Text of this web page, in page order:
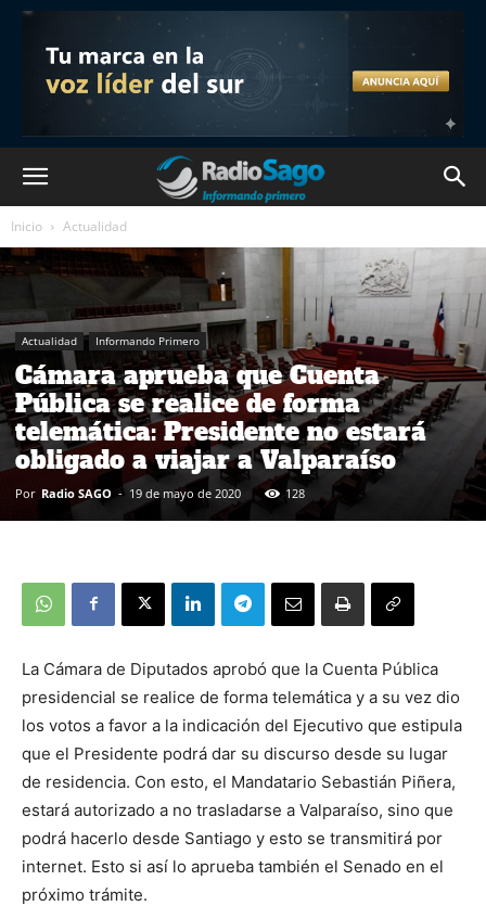
Inicio Actualidad
Actualidad Informando Primero
Cámara aprueba que Cuenta
Pública se realice de forma
telemática: Presidente no estará
obligado a viajar a Valparaíso
Por Radio SAGO - 19 de mayo de 2020 128
La Cámara de Diputados aprobó que la Cuenta Pública
presidencial se realice de forma telemática y a su vez dio
los votos a favor a la indicación del Ejecutivo que estipula
que el Presidente podrá dar su discurso desde su lugar
de residencia. Con esto, el Mandatario Sebastián Piñera,
estará autorizado a no trasladarse a Valparaíso, sino que
podrá hacerlo desde Santiago y esto se transmitirá por
internet. Esto si así lo aprueba también el Senado en el
próximo trámite.